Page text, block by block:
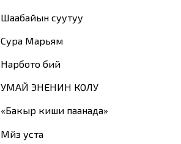
Шаабайын суутуу
Сура Марьям
Нарбото бий
УМАЙ ЭНЕНИН КОЛУ
«Бакыр киши паанада»
Мүйүз уста